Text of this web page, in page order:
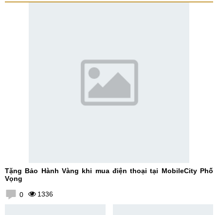
Tặng Bảo Hành Vàng khi mua điện thoại tại MobileCity Phố
Vọng
0 1336